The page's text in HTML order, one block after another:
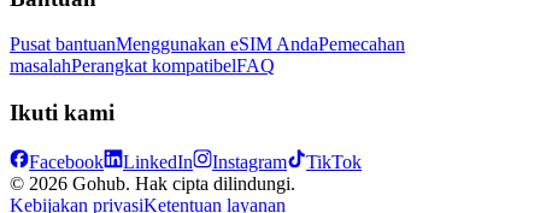
Pusat bantuanMenggunakan eSIM AndaPemecahan
masalahPerangkat kompatibelFAQ
Ikuti kami
Facebook LinkedIn Instagram
TikTok
© 2026 Gohub. Hak cipta dilindungi.
Kebijakan privasiKetentuan layanan